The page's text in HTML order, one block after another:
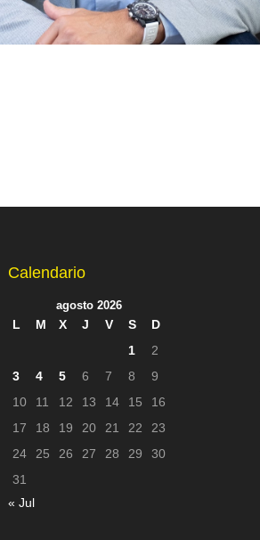
Calendario
agosto 2026
L M X J V S
D
1
2
3
4 5 6 7 8
9
10
11 12 13 14 15
16
17
18 19 20 21 22
23
24
25 26 27 28 29
30
31
« Jul